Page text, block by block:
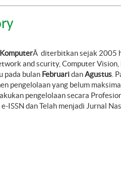
Â diterbitkan sejak 2005
and scurity, Computer
pada bulan FebruaridanAgustus.
pengelolaan yang belum
pengelolaan secara
ISSN dan Telah menjadi Jurnal